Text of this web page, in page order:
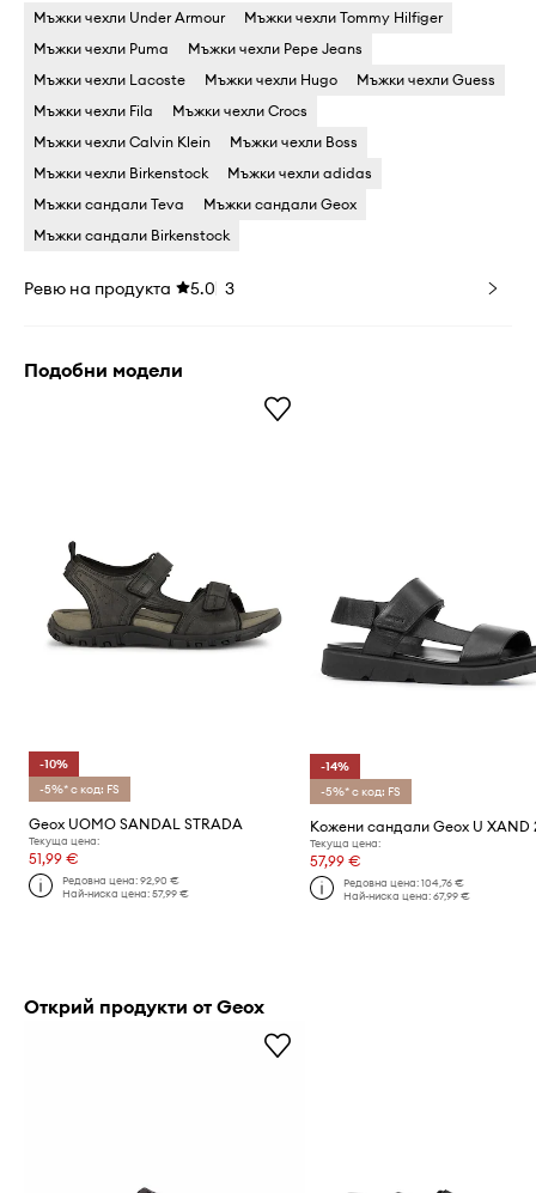
Мъжки чехли Under Armour
Мъжки чехли Tommy Hilfiger
Мъжки чехли Puma
Мъжки чехли Pepe Jeans
Мъжки чехли Lacoste
Мъжки чехли Hugo
Мъжки чехли Guess
Мъжки чехли Fila
Мъжки чехли Crocs
Мъжки чехли Calvin Klein
Мъжки чехли Boss
Мъжки чехли Birkenstock
Мъжки чехли adidas
Мъжки сандали Teva
Мъжки сандали Geox
Мъжки сандали Birkenstock
Ревю на продукта 5.0 3
Подобни модели
-10%
-5%* с код: FS
Geox UOMO SANDAL STRADA
Текуща цена:
51,99 €
Редовна цена:92,90 €
Най-ниска цена:57,99 €
-14%
-5%* с код: FS
Кожени сандали Geox U XAND
Текуща цена:
57,99 €
Редовна цена: 104,76 €
Най-ниска цена: 67,99 €
Открий продукти от Geox